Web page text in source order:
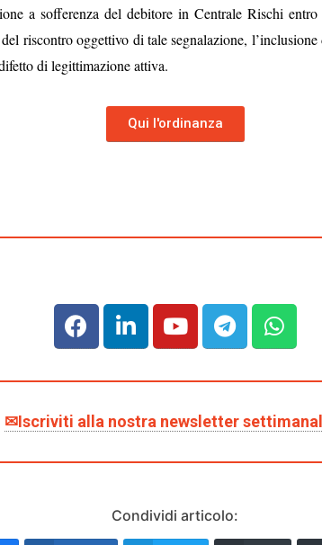
a sofferenza del debitore in Centrale Rischi
riscontro oggettivo di tale segnalazione,
di legittimazione attiva.
Qui l'ordinanza
✉Iscriviti alla nostra newsletter
Condividi articolo: